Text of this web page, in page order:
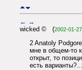
← →
wicked © (2002-01-
2 Anatoly
мне в общем-то
открыт, то
есть